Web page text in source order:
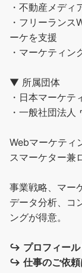
・不動産メディ
・フリーラン
ーケを支援
・マーケティン
▼ 所属団体
・日本マーケテ
・一般社団法人
Webマーケティ
スマーケター兼
事業戦略、マー
データ分析、コ
ングが得意。
↪︎ プロフィー
↪︎ 仕事のご依